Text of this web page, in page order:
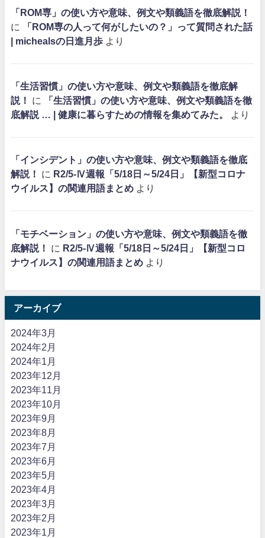
「ROM専」の使い方や意味、例文や類義語を徹底解説！
に
「ROM専の人って何がしたいの？」って質問された話
| michealsの日進月歩 より
「生活習慣」の使い方や意味、例文や類義語を徹底解
説！
に
「生活習慣」の使い方や意味、例文や類義語を徹
底解説 … | 健康に暮らすための情報を集めてみた。
より
「インシデント」の使い方や意味、例文や類義語を徹底
解説！
に R2/5-Ⅳ週報「5/18日～5/24日」【新型コロナ
ウイルス】の関連用語まとめ より
「モチベーション」の使い方や意味、例文や類義語を徹
底解説！
に R2/5-Ⅳ週報「5/18日～5/24日」【新型コロ
ナウイルス】の関連用語まとめ より
アーカイブ
2024年3月
2024年2月
2024年1月
2023年12月
2023年11月
2023年10月
2023年9月
2023年8月
2023年7月
2023年6月
2023年5月
2023年4月
2023年3月
2023年2月
2023年1月